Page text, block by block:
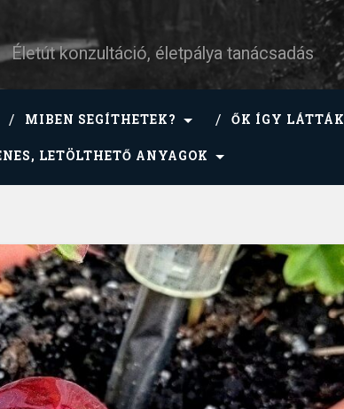
Életút konzultáció, életpálya tanácsadás
MIBEN SEGÍTHETEK? ŐK ÍGY LÁTTÁK
LETÖLTHETŐ ANYAGOK